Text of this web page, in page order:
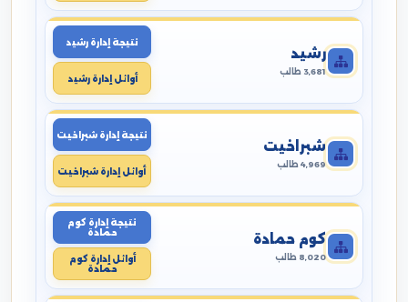
رشيد
3,681 طالب
نتيجة إدارة رشيد
أوائل إدارة رشيد
شبراخيت
4,969 طالب
نتيجة إدارة شبراخيت
أوائل إدارة شبراخيت
كوم حمادة
8,020 طالب
نتيجة إدارة كوم
حمادة
أوائل إدارة كوم
حمادة